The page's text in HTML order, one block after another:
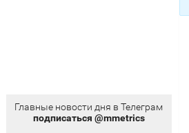
Главные новости дня в Телеграм
подписаться @mmetrics